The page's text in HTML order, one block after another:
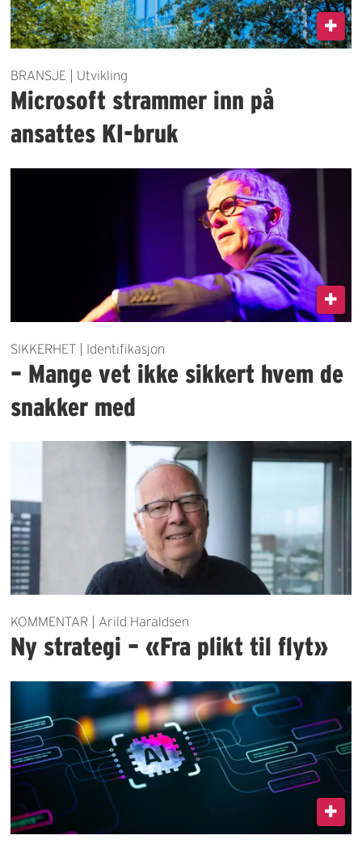
BRANSJE | Utvikling
Microsoft strammer inn på
ansattes KI-bruk
SIKKERHET | Identifikasjon
– Mange vet ikke sikkert hvem de
snakker med
KOMMENTAR | Arild Haraldsen
Ny strategi – «Fra plikt til flyt»